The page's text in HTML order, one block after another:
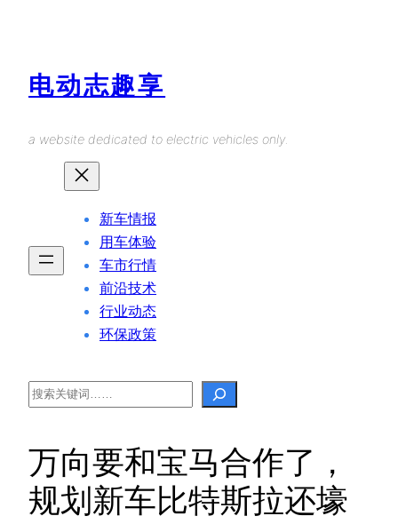
电动志趣享
a website dedicated to electric vehicles only.
新车情报
用车体验
车市行情
前沿技术
行业动态
环保政策
Search
万向要和宝马合作了，
规划新车比特斯拉还壕